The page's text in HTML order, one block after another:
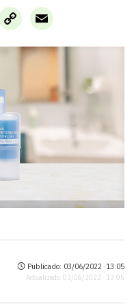
Copy
Link
Email
Publicado: 03/06/2022 ·13:05
Actualizado: 03/06/2022 · 13:05